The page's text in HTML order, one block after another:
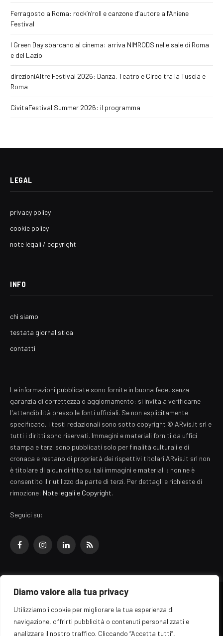
Diamo valore alla tua privacy
Utilizziamo i cookie per migliorare la tua esperienza di
navigazione, offrirti pubblicità o contenuti personalizzati e
analizzare il nostro traffico. Cliccando “Accetta tutti”,
Ferragosto a Roma: rock’n’roll e canzone d’autore all’Aniene
Festival
I Green Day sbarcano al cinema: arriva NIMRODS nelle sale di Roma
e del Lazio
direzioniAltre Festival 2026: Danza, Teatro e Circo tra la Tuscia e
Roma
CivitaFestival Summer 2026: il programma
LEGAL
privacy policy
cookie policy
note legali / copyright
INFO
chi siamo
testata giornalistica
contatti
Le informazioni pubblicate sono fornite in buona fede, senza
garanzia di correttezza o aggiornamento: si invita a verificarne
l'attendibilità presso le fonti ufficiali. Se non esplicitamente
specificato, i testi redazionali sono sotto copyright © ARvis.it srl e
tutti i diritti sono riservati. Immagini e materiali forniti da uffici
stampa e terzi sono pubblicati solo per finalità culturali e di
cronaca e restano di proprietà dei rispettivi titolari ARvis.it srl non
è titolare di alcun diritto su tali immagini e materiali : non ne è
consentito il riutilizzo da parte di terzi. Per dettagli e richieste di
rimozione: Note legali e Copyright.
Seguici su:
FacebookInstagramLinkedInRSS
© 2026 EZ Rome Designed by ARvis.it
Il portale EZ Rome e' una testata giornalistica di carattere generalista
registrata al tribunale di Roma - Numero 389/2008